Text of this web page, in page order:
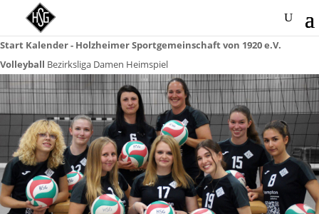
Start Kalender - Holzheimer Sportgemeinschaft von 1920 e.V.
Volleyball Bezirksliga Damen Heimspiel